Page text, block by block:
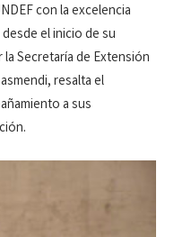
con la excelencia
el inicio de su
Secretaría de Extensión
resalta el
a sus